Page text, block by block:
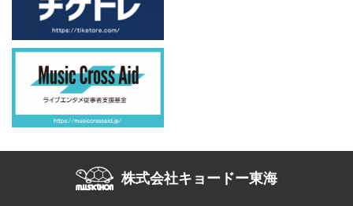
株式会社キョードー東海